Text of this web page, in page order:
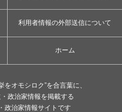
利用者情報の外部送信について
ホーム
オモシロク”を合言葉に、
政治家情報を掲載する
政治家情報サイトです